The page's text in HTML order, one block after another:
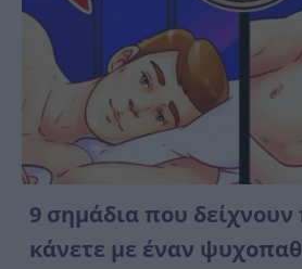
9 σημάδια που
κάνετε με έναν